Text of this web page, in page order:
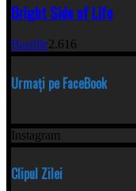
Bright Side of Life
Bastille2.616
Urmați pe FaceBook
Instagram
Clipul Zilei